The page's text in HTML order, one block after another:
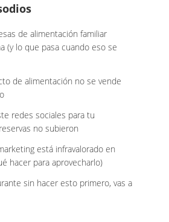
de alimentación familiar
(y lo que pasa cuando eso se
de alimentación no se vende
redes sociales para tu
no subieron
está infravalorado en
hacer para aprovecharlo)
sin hacer esto primero, vas a